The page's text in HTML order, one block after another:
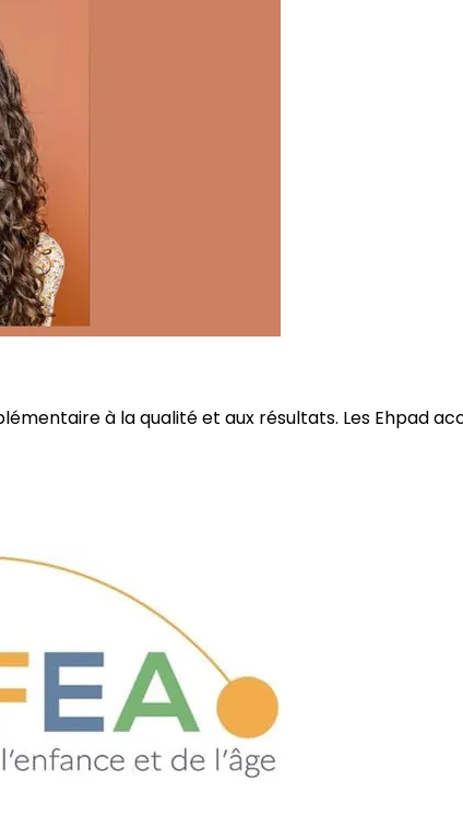
à la qualité et aux résultats. Les Ehpad